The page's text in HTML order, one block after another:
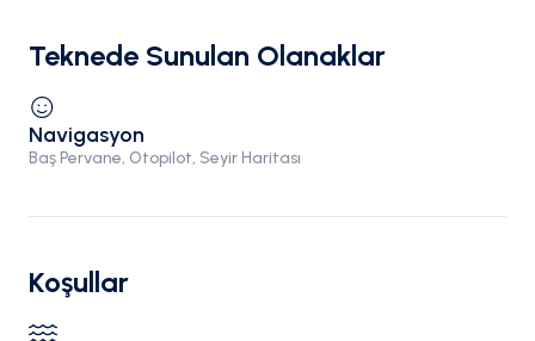
Teknede Sunulan Olanaklar
Navigasyon
Baş Pervane, Otopilot, Seyir Haritası
Koşullar